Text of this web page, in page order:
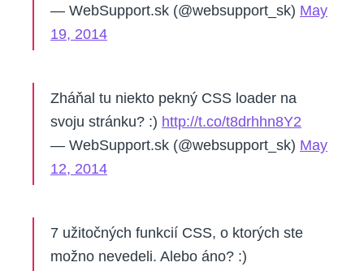
— WebSupport.sk (@websupport_sk) May
19, 2014
Zháňal tu niekto pekný CSS loader na
svoju stránku? :) http://t.co/t8drhhn8Y2
— WebSupport.sk (@websupport_sk) May
12, 2014
7 užitočných funkcií CSS, o ktorých ste
možno nevedeli. Alebo áno? :)